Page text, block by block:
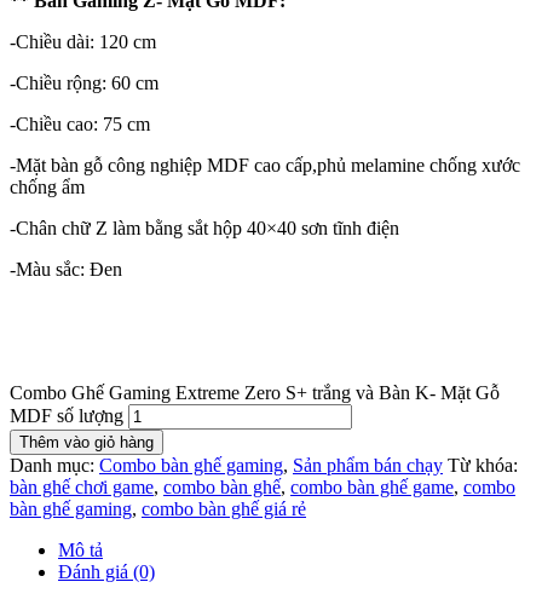
-Chiều dài: 120 cm
-Chiều rộng: 60 cm
-Chiều cao: 75 cm
-Mặt bàn gỗ công nghiệp MDF cao cấp,phủ melamine chống xước
chống ẩm
-Chân chữ Z làm bằng sắt hộp 40×40 sơn tĩnh điện
-Màu sắc: Đen
Combo Ghế Gaming Extreme Zero S+ trắng và Bàn K- Mặt Gỗ
MDF số lượng
Thêm vào giỏ hàng
Danh mục: Combo bàn ghế gaming, Sản phẩm bán chạy Từ khóa:
bàn ghế chơi game, combo bàn ghế, combo bàn ghế game, combo
bàn ghế gaming, combo bàn ghế giá rẻ
Mô tả
Đánh giá (0)